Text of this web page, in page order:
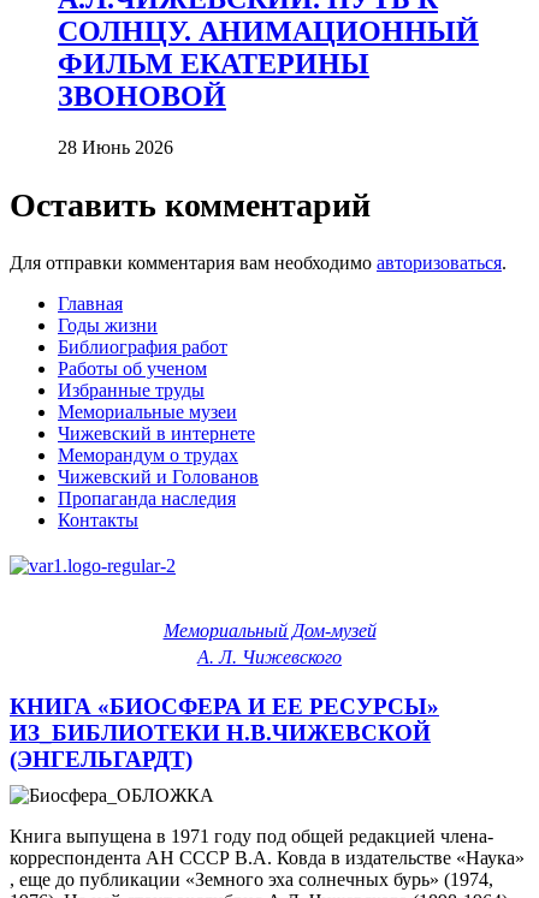
СОЛНЦУ. АНИМАЦИОННЫЙ
ФИЛЬМ ЕКАТЕРИНЫ
ЗВОНОВОЙ
28 Июнь 2026
Оставить комментарий
Для отправки комментария вам необходимо авторизоваться.
Главная
Годы жизни
Библиография работ
Работы об ученом
Избранные труды
Мемориальные музеи
Чижевский в интернете
Меморандум о трудах
Чижевский и Голованов
Пропаганда наследия
Контакты
Мемориальный Дом-музей
А. Л. Чижевского
КНИГА «БИОСФЕРА И ЕЕ РЕСУРСЫ»
ИЗ_БИБЛИОТЕКИ Н.В.ЧИЖЕВСКОЙ
(ЭНГЕЛЬГАРДТ)
Книга выпущена в 1971 году под общей редакцией члена-
корреспондента АН СССР В.А. Ковда в издательстве «Наука»
, еще до публикации «Земного эха солнечных бурь» (1974,